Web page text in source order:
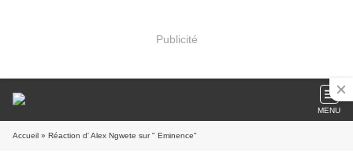
Publicité
MENU
Accueil » Réaction d' Alex Ngwete sur " Eminence"